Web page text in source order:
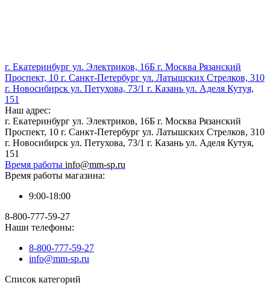
г. Екатеринбург ул. Электриков, 16Б г. Москва Рязанский
Проспект, 10 г. Санкт-Петербург ул. Латышских Стрелков, 310
г. Новосибирск ул. Петухова, 73/1 г. Казань ул. Аделя Кутуя,
151
Наш адрес:
г. Екатеринбург ул. Электриков, 16Б г. Москва Рязанский
Проспект, 10 г. Санкт-Петербург ул. Латышских Стрелков, 310
г. Новосибирск ул. Петухова, 73/1 г. Казань ул. Аделя Кутуя,
151
Время работы info@mm-sp.ru
Время работы магазина:
9:00-18:00
8-800-777-59-27
Наши телефоны:
8-800-777-59-27
info@mm-sp.ru
Список категорий